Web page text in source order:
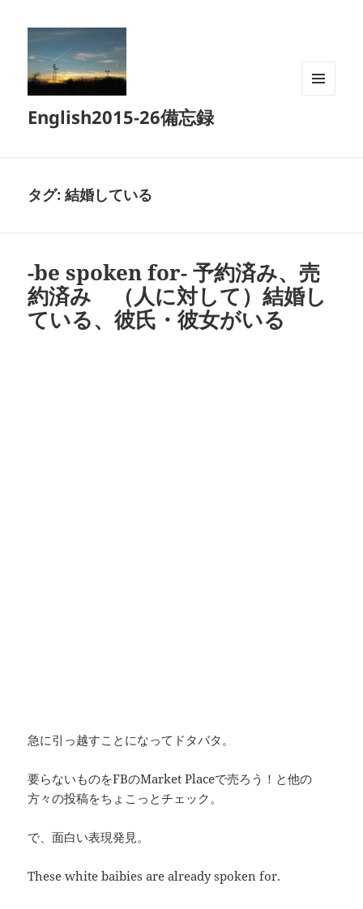
English2015-26備忘録
タグ:結婚している
-be spoken for- 予約済み、売
約済み （人に対して）結婚し
ている、彼氏・彼女がいる
急に引っ越すことになってドタバタ。
要らないものをFBのMarket Placeで売ろう！と他の
方々の投稿をちょこっとチェック。
で、面白い表現発見。
These white baibies are already spoken for.